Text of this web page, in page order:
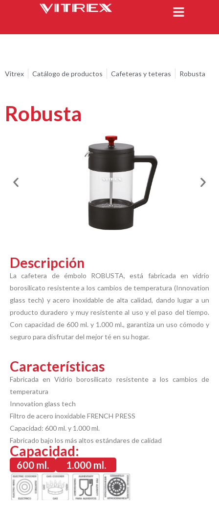
Vitrex Catálogo de productos Cafeteras y teteras Robusta
Robusta
Descripción
La cafetera de émbolo ROBUSTA, está fabricada en vidrio
borosilicato resistente a los cambios de temperatura (Innovation
glass tech) y acero inoxidable de alta calidad, dando lugar a un
producto duradero y muy resistente al uso y el paso del tiempo.
Con capacidad de 600 ml. y 1.000 ml., garantiza un uso cómodo y
seguro para disfrutar del mejor té en su hogar.
Características
Fabricada en Vidrio borosilicato resistente a los cambios de
temperatura
Innovation glass tech
Filtro de acero inoxidable FRENCH PRESS
Capacidad: 600 ml. y 1.000 ml.
Fabricado bajo los más altos estándares de calidad
Capacidad:
600 ml. 1.000 ml.